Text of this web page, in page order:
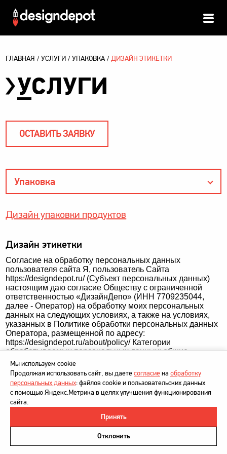
ГЛАВНАЯ УСЛУГИ УПАКОВКА ДИЗАЙН ЭТИКЕТКИ
УСЛУГИ
ОСТАВИТЬ ЗАЯВКУ
Упаковка
Дизайн упаковки продуктов
Дизайн этикетки
Согласие на обработку персональных данных
пользователя сайта Я, пользователь Сайта
https://designdepot.ru/ (Субъект персональных данных)
настоящим даю согласие Обществу с ограниченной
ответственностью «ДизайнДепо» (ИНН 7709235044,
далее - Оператор) на обработку моих персональных
данных на следующих условиях, а также на условиях,
указанных в Политике обработки персональных данных
Оператора, размещенной по адресу:
https://designdepot.ru/about/policy/ Категории
обрабатываемых персональных данных: общие
Перечень обрабатываемых персональных данных:
фамилия, имя, отчество; номер телефона; адрес
электронной почты Цель обработки персональных
данных: предоставление дополнительной информации
об услугах Оператора (на основании запроса Субъекта
персональных данных) Способ обработки
персональных данных: смешанная автоматизированная
данных. Действия с персональными данными в ходе их
Политика в отношении обработки персональных данных
Напишите нам
Мы используем cookie
Продолжая использовать сайт, вы даетесогласиена обработку
персональных данных: файлов cookie и пользовательских данных
с помощью Яндекс.Метрика в целях улучшения функционирования
сайта.
Принять
Отклонить